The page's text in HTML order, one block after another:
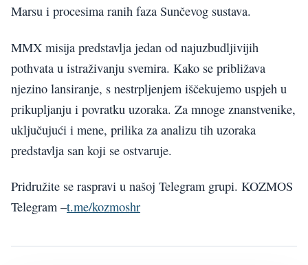
Marsu i procesima ranih faza Sunčevog sustava.
MMX misija predstavlja jedan od najuzbudljivijih
pothvata u istraživanju svemira. Kako se približava
njezino lansiranje, s nestrpljenjem iščekujemo uspjeh u
prikupljanju i povratku uzoraka. Za mnoge znanstvenike,
uključujući i mene, prilika za analizu tih uzoraka
predstavlja san koji se ostvaruje.
Pridružite se raspravi u našoj Telegram grupi. KOZMOS
Telegram –t.me/kozmoshr